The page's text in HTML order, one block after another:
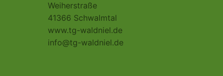
Weiherstraße
41366 Schwalmtal
www.tg-waldniel.de
info@tg-waldniel.de